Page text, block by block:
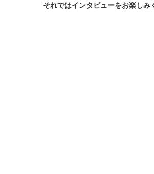
それではインタビューをお楽しみ